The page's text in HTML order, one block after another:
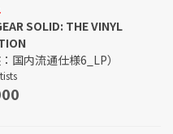
SOLID: THE VINYL
：国内流通仕様6_LP）